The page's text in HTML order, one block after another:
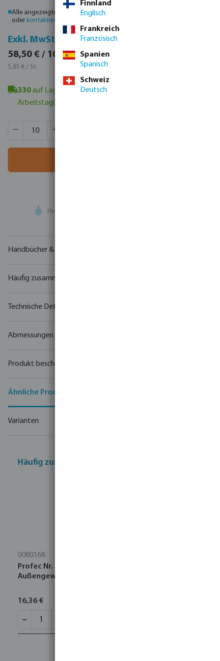
Alle angezeigten Preise sind Bruttopreise. Bitte
oderkontaktieren Sie den Vertrieb
Exkl. MwSt.
58,50 € / 10 St.
5,85 € / St.
Inkl. MwSt.
69,62 € / 10 St.
6,96 € / St.
330auf Lager in Veghel, NL- Mindestlieferzeit: 1-2
Arbeitstag(e)
Produkt Anzahl: Gib den gewünschten Wert ein oder
Ihr
Handbücher & Zeichnungen
Häufig zusammen gekauft
Technische Details
Abmessungen
Produkt beschreibung
Ähnliche Produkte
Varianten
Häufig zusammen gekauft
0080168
Profec Nr. 280 Nippel Edelstahl 316 2"
Außengewinde 16bar
16,36 €
Finnland
Englisch
Frankreich
Französisch
Spanien
Spanisch
Schweiz
Deutsch